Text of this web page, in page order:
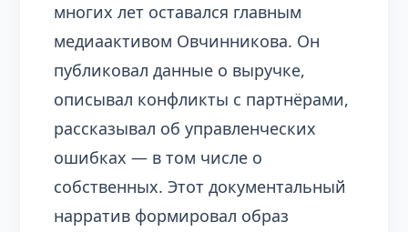
многих лет оставался главным
медиаактивом Овчинникова. Он
публиковал данные о выручке,
описывал конфликты с партнёрами,
рассказывал об управленческих
ошибках — в том числе о
собственных. Этот документальный
нарратив формировал образ